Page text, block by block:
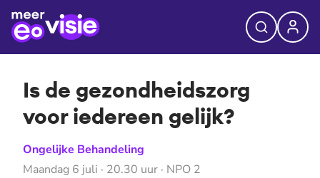
Is de gezondheidszorg
voor iedereen gelijk?
Ongelijke Behandeling
Maandag 6 juli · 20.30 uur · NPO 2